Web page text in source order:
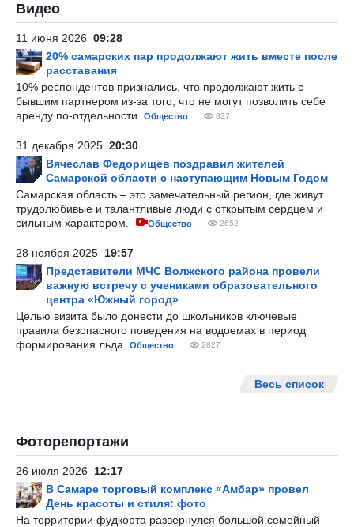
Видео
11 июня 2026 09:28
20% самарских пар продолжают жить вместе после
расставания
10% респондентов признались, что продолжают жить с
бывшим партнером из-за того, что не могут позволить себе
аренду по-отдельности.
Общество 837
31 декабря 2025 20:30
Вячеслав Федорищев поздравил жителей
Самарской области с наступающим Новым Годом
Самарская область – это замечательный регион, где живут
трудолюбивые и талантливые люди с открытым сердцем и
сильным характером.
Общество 2652
28 ноября 2025 19:57
Представители МЧС Волжского района провели
важную встречу с учениками образовательного
центра «Южный город»
Целью визита было донести до школьников ключевые
правила безопасного поведения на водоемах в период
формирования льда.
Общество 2827
Весь список
Фоторепортажи
26 июля 2026 12:17
В Самаре торговый комплекс «Амбар» провел
День красоты и стиля: фото
На территории фудкорта развернулся большой семейный